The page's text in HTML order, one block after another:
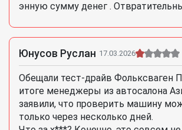
энную сумму денег .
Юнусов Руслан 17.03.2026
Обещали тест-драйв Фольксваген
итоге менеджеры из автосалона
заявили, что проверить машину
только через несколько дней.